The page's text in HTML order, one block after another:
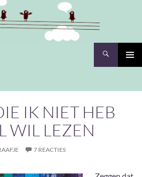
IK NIET HEB
WIL LEZEN
7 REACTIES